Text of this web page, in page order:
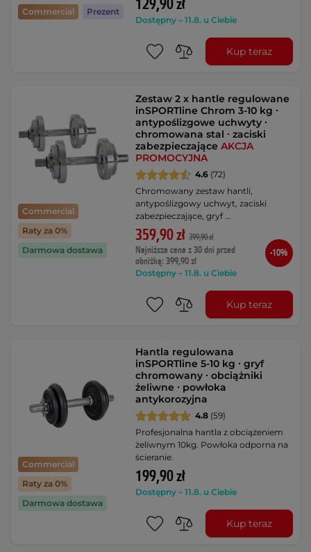
Commercial
Prezent 129,90 zł
Dostępny – 11.8. u Ciebie
Kup teraz
Commercial
Raty za 0%
Darmowa dostawa
Zestaw 2 x hantle regulowane
inSPORTline Chrom 3-10 kg ∙
antypoślizgowe uchwyty ∙
chromowana stal ∙ zaciski
zabezpieczająceAKCJA
PROMOCYJNA
4.6 (72)
Chromowany zestaw hantli,
antypoślizgowy uchwyt, zaciski
zabezpieczające, gryf …
359,90 zł 399,90 zł
Najniższa cena z 30 dni przed
obniżką: 399,90 zł
Dostępny – 11.8. u Ciebie
-10%
Kup teraz
Commercial
Raty za 0%
Darmowa dostawa
Hantla regulowana
inSPORTline 5-10 kg ∙ gryf
chromowany ∙ obciążniki
żeliwne ∙ powłoka
antykorozyjna
4.8 (59)
Profesjonalna hantla z obciążeniem
żeliwnym 10kg. Powłoka odporna na
ścieranie.
199,90 zł
Dostępny – 11.8. u Ciebie
Kup teraz